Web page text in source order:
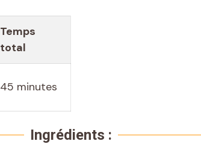
Temps
total
45 minutes
Ingrédients :